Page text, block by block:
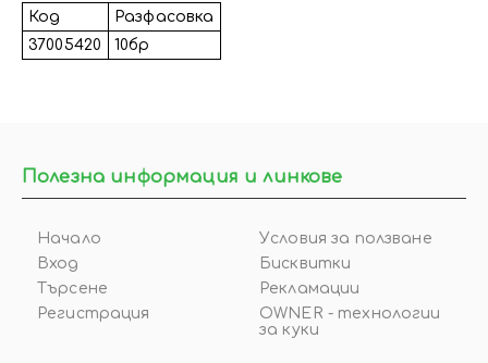
Код
Разфасовка
37005420
10бр
Полезна информация и линкове
Начало
Вход
Търсене
Регистрация
Условия за ползване
Бисквитки
Рекламации
OWNER - технологии
за куки